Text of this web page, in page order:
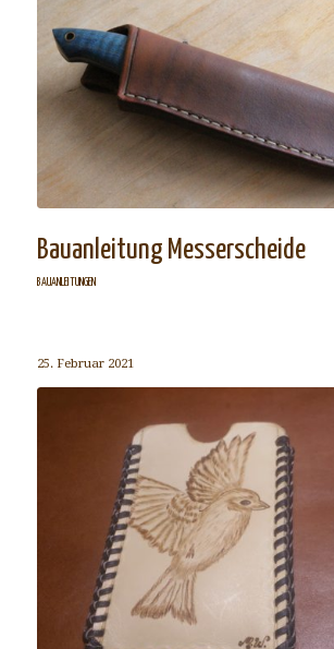
Bauanleitung Messerscheide
BAUANLEITUNGEN
25. Februar 2021